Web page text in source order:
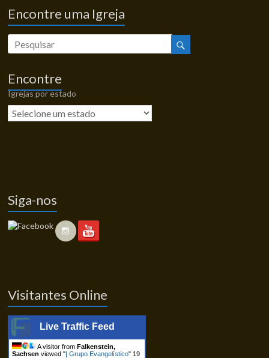
Encontre uma Igreja
Encontre
Igrejas por estado
Siga-nos
Visitantes Online
Live Traffic Feed
A visitor fromFalkenstein,
Sachsen viewed "| Grupo Evangelístico" 19